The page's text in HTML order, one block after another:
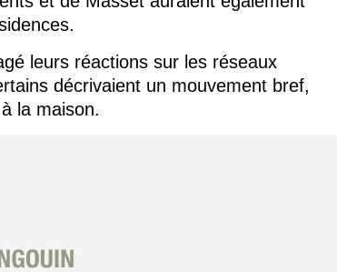
leurs réactions sur les réseaux
décrivaient un mouvement bref,
la maison.